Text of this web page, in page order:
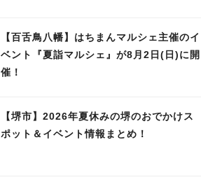
【百舌鳥八幡】はちまんマルシェ主催のイ
ベント『夏詣マルシェ』が8月2日(日)に開
催！
【堺市】2026年夏休みの堺のおでかけス
ポット＆イベント情報まとめ！